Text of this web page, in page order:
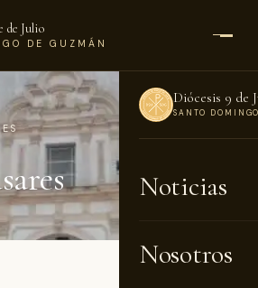
de Julio
DE GUZMÁN
Diócesis 9 de
SANTO
Noticias
Nosotros